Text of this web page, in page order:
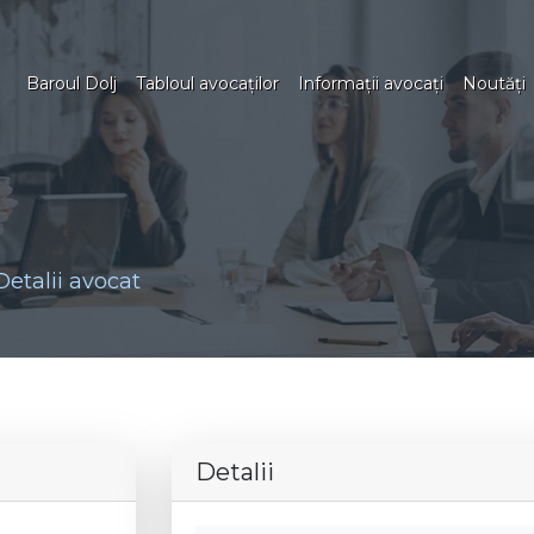
Baroul Dolj Tabloul avocaţilor Informaţii avocaţi Noutăţi
avocat
Detalii